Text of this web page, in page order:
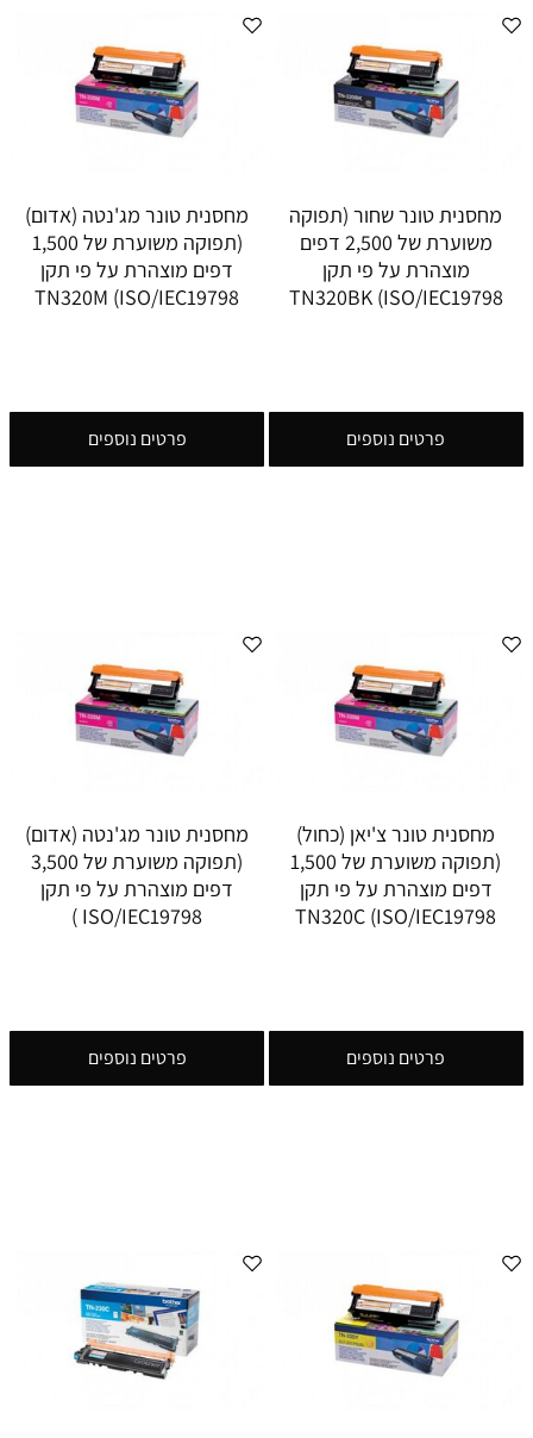
מחסנית טונר שחור (תפוקה
משוערת של 2,500 דפים
מוצהרת על פי תקן
ISO/IEC19798) TN320BK
פרטים נוספים
מחסנית טונר מג'נטה (אדום)
(תפוקה משוערת של 1,500
דפים מוצהרת על פי תקן
ISO/IEC19798) TN320M
פרטים נוספים
מחסנית טונר צ'יאן (כחול)
(תפוקה משוערת של 1,500
דפים מוצהרת על פי תקן
ISO/IEC19798) TN320C
פרטים נוספים
מחסנית טונר מג'נטה (אדום)
(תפוקה משוערת של 3,500
דפים מוצהרת על פי תקן
ISO/IEC19798 )
פרטים נוספים